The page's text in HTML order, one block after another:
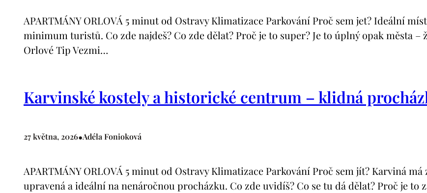
APARTMÁNY ORLOVÁ 5 minut od Ostravy Klimatizace Parkování Proč sem jet? Ideální
minimum turistů. Co zde najdeš? Co zde dělat? Proč je to super? Je to úplný opak města
Orlové Tip Vezmi…
Karvinské kostely a historické centrum – klidná
27 května, 2026•Adéla Fonioková
APARTMÁNY ORLOVÁ 5 minut od Ostravy Klimatizace Parkování Proč sem jít? Karviná
upravená a ideální na nenáročnou procházku. Co zde uvidíš? Co se tu dá dělat? Proč je to